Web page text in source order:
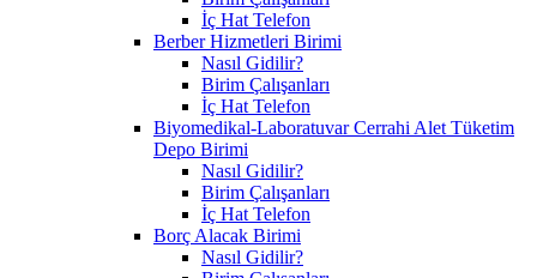
İç Hat Telefon
Berber Hizmetleri Birimi
Nasıl Gidilir?
Birim Çalışanları
İç Hat Telefon
Biyomedikal-Laboratuvar Cerrahi Alet Tüketim
Depo Birimi
Nasıl Gidilir?
Birim Çalışanları
İç Hat Telefon
Borç Alacak Birimi
Nasıl Gidilir?